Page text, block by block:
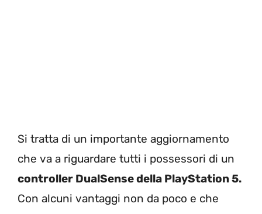
Si tratta di un importante aggiornamento
che va a riguardare tutti i possessori di un
controller DualSense della PlayStation 5.
Con alcuni vantaggi non da poco e che